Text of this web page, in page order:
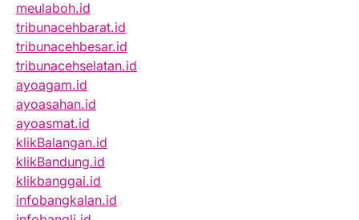
meulaboh.id
tribunacehbarat.id
tribunacehbesar.id
tribunacehselatan.id
ayoagam.id
ayoasahan.id
ayoasmat.id
klikBalangan.id
klikBandung.id
klikbanggai.id
infobangkalan.id